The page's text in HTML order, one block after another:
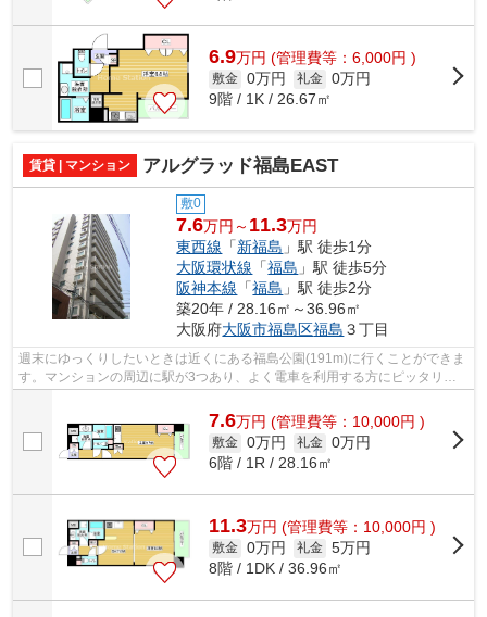
6.9万円 (管理費等：6,000円 )
敷金 0万円 礼金 0万円
9階 / 1K / 26.67㎡
賃貸 | マンション アルグラッド福島EAST
敷0
7.6万円～ 11.3万円
東西線 「新福島 」駅 徒歩1分
大阪環状線 「福島 」駅 徒歩5分
阪神本線 「福島 」駅 徒歩2分
築20年 / 28.16㎡～36.96㎡
大阪府大阪市福島区福島 ３丁目
週末にゆっくりしたいときは近くにある福島公園(191m)に行くことができま
す。マンションの周辺に駅が3つあり、よく電車を利用する方にピッタリで
す。駅まで歩いてアクセスできる、徒歩...
7.6万円 (管理費等：10,000円 )
敷金 0万円 礼金 0万円
6階 / 1R / 28.16㎡
11.3万円 (管理費等：10,000円 )
敷金 0万円 礼金 5万円
8階 / 1DK / 36.96㎡